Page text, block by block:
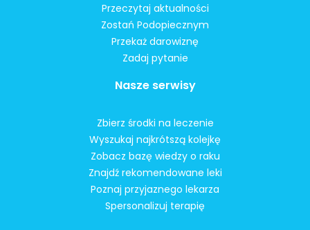
Przeczytaj aktualności
Zostań Podopiecznym
Przekaż darowiznę
Zadaj pytanie
Nasze serwisy
Zbierz środki na leczenie
Wyszukaj najkrótszą kolejkę
Zobacz bazę wiedzy o raku
Znajdź rekomendowane leki
Poznaj przyjaznego lekarza
Spersonalizuj terapię